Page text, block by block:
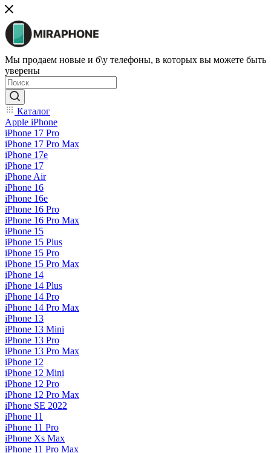
Мы продаем новые и б\у телефоны, в которых вы можете быть
уверены
Каталог
Apple iPhone
iPhone 17 Pro
iPhone 17 Pro Max
iPhone 17e
iPhone 17
iPhone Air
iPhone 16
iPhone 16e
iPhone 16 Pro
iPhone 16 Pro Max
iPhone 15
iPhone 15 Plus
iPhone 15 Pro
iPhone 15 Pro Max
iPhone 14
iPhone 14 Plus
iPhone 14 Pro
iPhone 14 Pro Max
iPhone 13
iPhone 13 Mini
iPhone 13 Pro
iPhone 13 Pro Max
iPhone 12
iPhone 12 Mini
iPhone 12 Pro
iPhone 12 Pro Max
iPhone SE 2022
iPhone 11
iPhone 11 Pro
iPhone Xs Max
iPhone 11 Pro Max